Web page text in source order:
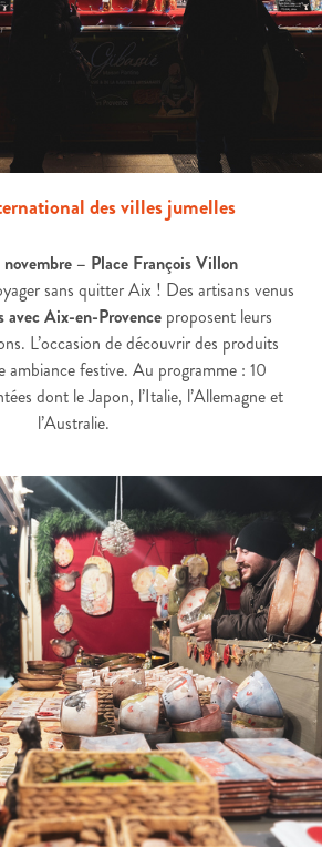
des villes jumelles
– Place François Villon
sans quitter Aix ! Des artisans venus
avec Aix-en-Provenceproposent leurs
L’occasion de découvrir des produits
ambiance festive. Au programme : 10
dont le Japon, l’Italie, l’Allemagne et
l’Australie.